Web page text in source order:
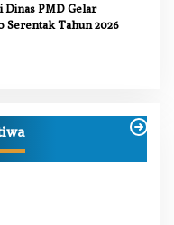
Dinas PMD Gelar
Serentak Tahun 2026